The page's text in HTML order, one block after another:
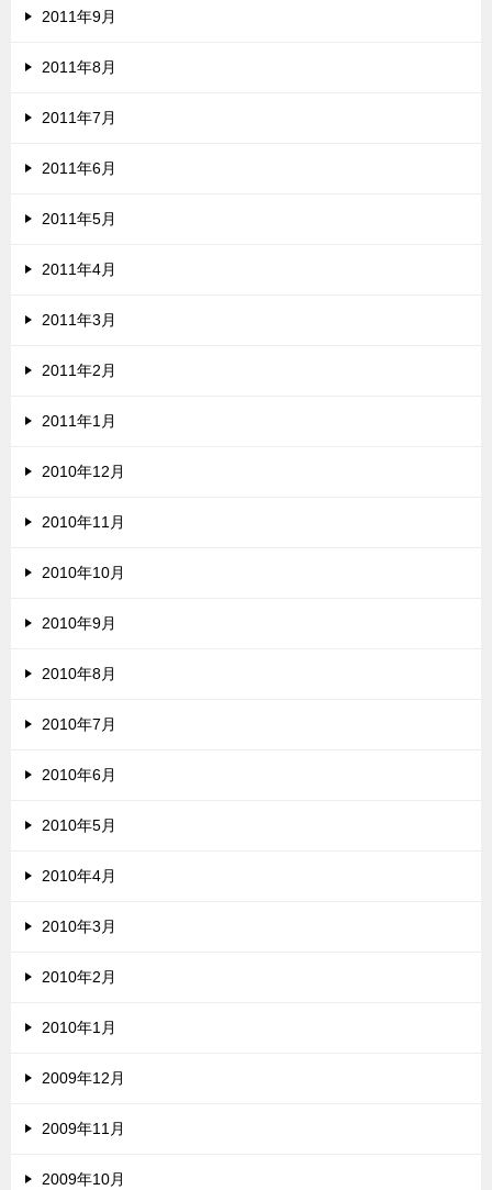
2011年9月
2011年8月
2011年7月
2011年6月
2011年5月
2011年4月
2011年3月
2011年2月
2011年1月
2010年12月
2010年11月
2010年10月
2010年9月
2010年8月
2010年7月
2010年6月
2010年5月
2010年4月
2010年3月
2010年2月
2010年1月
2009年12月
2009年11月
2009年10月